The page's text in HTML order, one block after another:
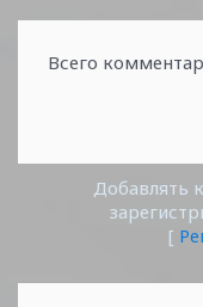
Всего
Добавлять
[